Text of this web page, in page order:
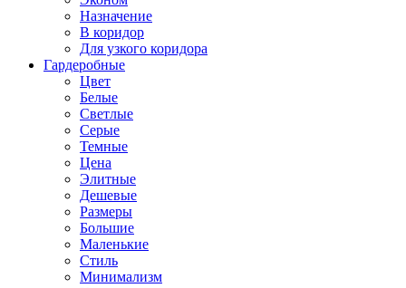
Назначение
В коридор
Для узкого коридора
Гардеробные
Цвет
Белые
Светлые
Серые
Темные
Цена
Элитные
Дешевые
Размеры
Большие
Маленькие
Стиль
Минимализм